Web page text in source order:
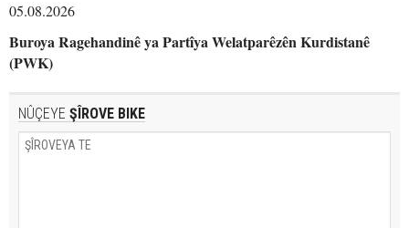
05.08.2026
Buroya Ragehandinê ya Partîya Welatparêzên Kurdistanê
(PWK)
NÛÇEYE ŞÎROVE BIKE